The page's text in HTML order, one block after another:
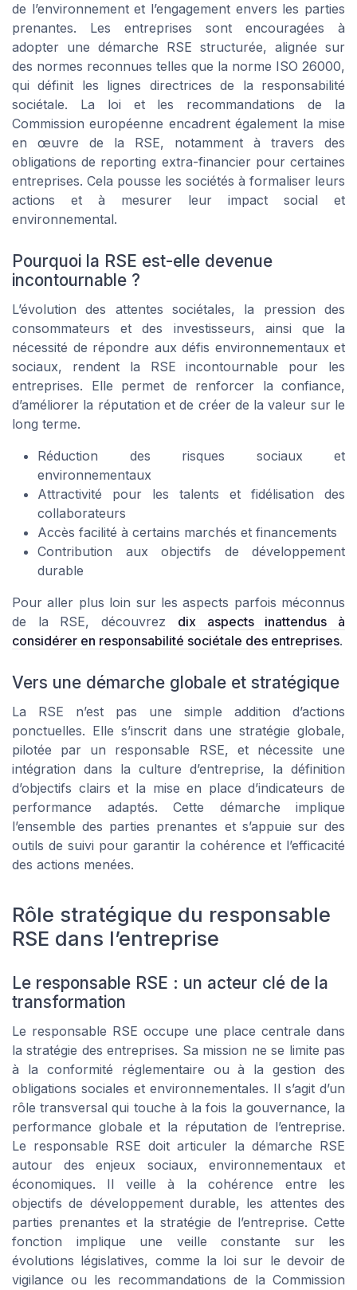
de l’environnement et l’engagement envers les parties
prenantes. Les entreprises sont encouragées à
adopter une démarche RSE structurée, alignée sur
des normes reconnues telles que la norme ISO 26000,
qui définit les lignes directrices de la responsabilité
sociétale. La loi et les recommandations de la
Commission européenne encadrent également la mise
en œuvre de la RSE, notamment à travers des
obligations de reporting extra-financier pour certaines
entreprises. Cela pousse les sociétés à formaliser leurs
actions et à mesurer leur impact social et
environnemental.
Pourquoi la RSE est-elle devenue
incontournable ?
L’évolution des attentes sociétales, la pression des
consommateurs et des investisseurs, ainsi que la
nécessité de répondre aux défis environnementaux et
sociaux, rendent la RSE incontournable pour les
entreprises. Elle permet de renforcer la confiance,
d’améliorer la réputation et de créer de la valeur sur le
long terme.
Réduction des risques sociaux et
environnementaux
Attractivité pour les talents et fidélisation des
collaborateurs
Accès facilité à certains marchés et financements
Contribution aux objectifs de développement
durable
Pour aller plus loin sur les aspects parfois méconnus
de la RSE, découvrez dix aspects inattendus à
considérer en responsabilité sociétale des entreprises.
Vers une démarche globale et stratégique
La RSE n’est pas une simple addition d’actions
ponctuelles. Elle s’inscrit dans une stratégie globale,
pilotée par un responsable RSE, et nécessite une
intégration dans la culture d’entreprise, la définition
d’objectifs clairs et la mise en place d’indicateurs de
performance adaptés. Cette démarche implique
l’ensemble des parties prenantes et s’appuie sur des
outils de suivi pour garantir la cohérence et l’efficacité
des actions menées.
Rôle stratégique du responsable
RSE dans l’entreprise
Le responsable RSE : un acteur clé de la
transformation
Le responsable RSE occupe une place centrale dans
la stratégie des entreprises. Sa mission ne se limite pas
à la conformité réglementaire ou à la gestion des
obligations sociales et environnementales. Il s’agit d’un
rôle transversal qui touche à la fois la gouvernance, la
performance globale et la réputation de l’entreprise.
Le responsable RSE doit articuler la démarche RSE
autour des enjeux sociaux, environnementaux et
économiques. Il veille à la cohérence entre les
objectifs de développement durable, les attentes des
parties prenantes et la stratégie de l’entreprise. Cette
fonction implique une veille constante sur les
évolutions législatives, comme la loi sur le devoir de
vigilance ou les recommandations de la Commission